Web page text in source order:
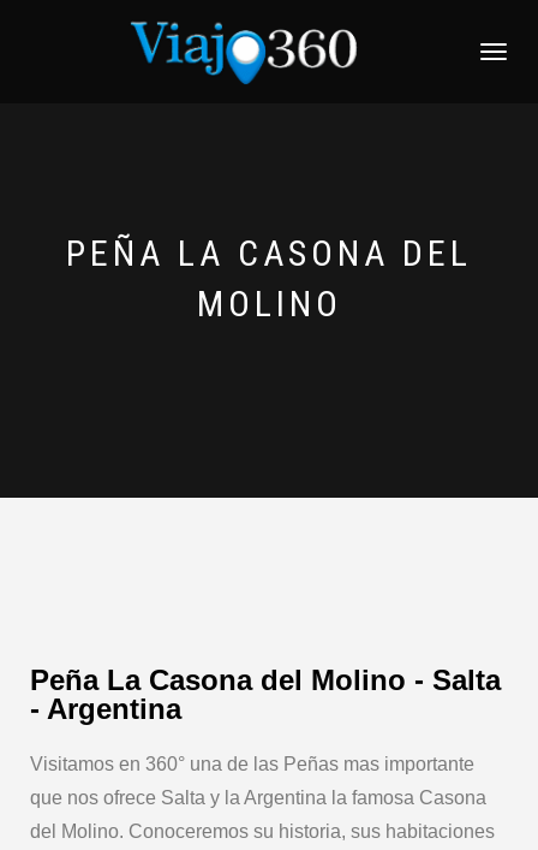
PEÑA LA CASONA DEL
MOLINO
Peña La Casona del Molino - Salta
- Argentina
Visitamos en 360° una de las Peñas mas importante
que nos ofrece Salta y la Argentina la famosa Casona
del Molino. Conoceremos su historia, sus habitaciones